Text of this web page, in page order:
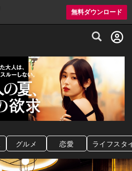
無料ダウンロード
グルメ情報・プレミアムレストラン予約
グルメ 恋愛 ライフスタ